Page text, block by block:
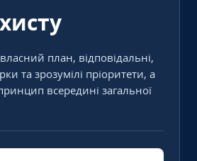
власний план, відповідальні,
та зрозумілі пріоритети, а
всередині загальної